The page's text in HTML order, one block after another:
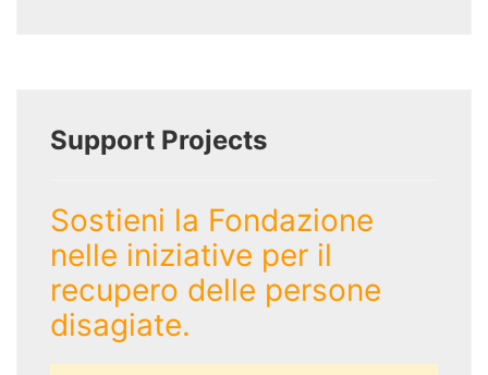
Support Projects
Sostieni la Fondazione
nelle iniziative per il
recupero delle persone
disagiate.